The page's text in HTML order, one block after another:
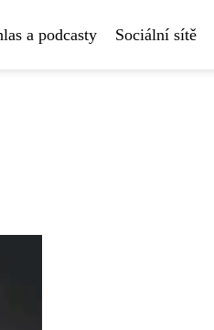
a podcasty Sociální sítě